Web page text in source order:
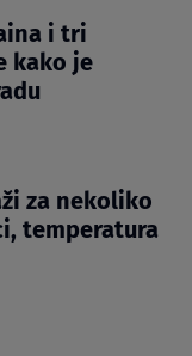
i tri
kako je
za nekoliko
temperatura